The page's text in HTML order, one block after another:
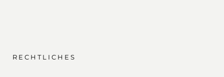
RECHTLICHES